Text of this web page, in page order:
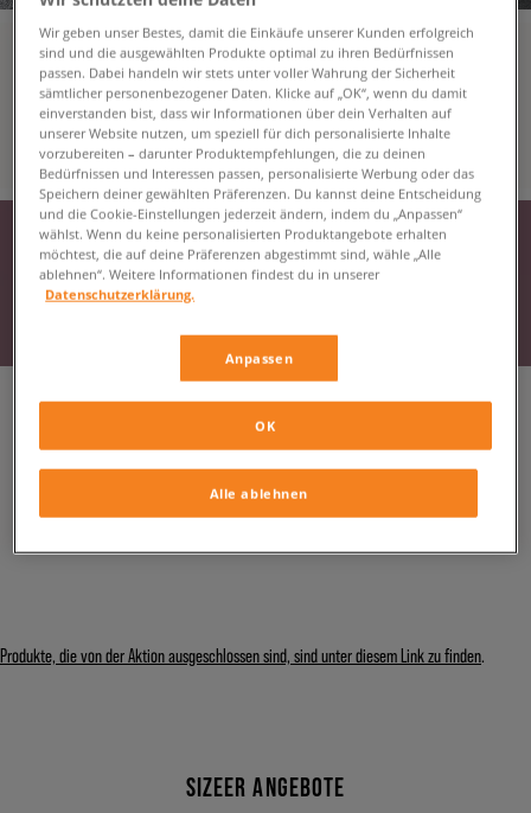
Produkte, die von der Aktion ausgeschlossen sind, sind unter diesem Link zu finden.
SIZEER ANGEBOTE
Wir geben unser Bestes, damit die Einkäufe unserer Kunden erfolgreich
sind und die ausgewählten Produkte optimal zu ihren Bedürfnissen
passen. Dabei handeln wir stets unter voller Wahrung der Sicherheit
sämtlicher personenbezogener Daten. Klicke auf „OK“, wenn du damit
einverstanden bist, dass wir Informationen über dein Verhalten auf
unserer Website nutzen, um speziell für dich personalisierte Inhalte
vorzubereiten – darunter Produktempfehlungen, die zu deinen
Bedürfnissen und Interessen passen, personalisierte Werbung oder das
Speichern deiner gewählten Präferenzen. Du kannst deine Entscheidung
und die Cookie-Einstellungen jederzeit ändern, indem du „Anpassen“
wählst. Wenn du keine personalisierten Produktangebote erhalten
möchtest, die auf deine Präferenzen abgestimmt sind, wähle „Alle
ablehnen“. Weitere Informationen findest du in unserer
Datenschutzerklärung.
Anpassen
Alle ablehnen
OK